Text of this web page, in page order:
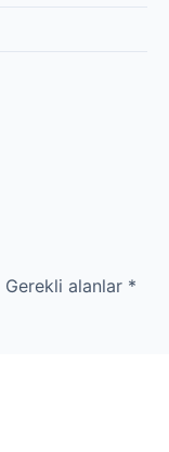
Gerekli alanlar *